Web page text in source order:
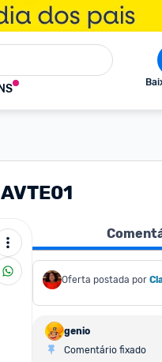
Oferta postada por
genio
Comentário fixado